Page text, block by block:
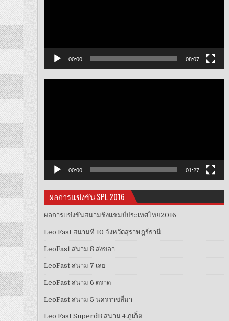
00:00 08:07
00:00 01:27
ผลการแข่งขัน SPL 2016
ผลการแข่งขันสนามชิงแชมป์ประเทศไทย2016
Leo Fast สนามที่ 10 จังหวัดสุราษฎร์ธานี
LeoFast สนาม 8 สงขลา
LeoFast สนาม 7 เลย
LeoFast สนาม 6 ตราด
LeoFast สนาม 5 นครราชสีมา
Leo Fast SuperdB สนาม 4 ภูเก็ต